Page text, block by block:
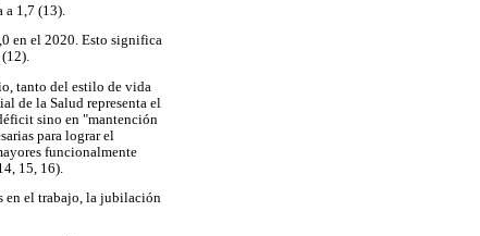
1,7 (13).
en el 2020. Esto significa
(12).
tanto del estilo de vida
de la Salud representa el
sino en "mantención
para lograr el
funcionalmente
15, 16).
en el trabajo, la jubilación